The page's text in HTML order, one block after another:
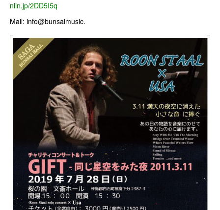
nlin.jp/2DD5I5q
Mail: info@bunsaimusic.